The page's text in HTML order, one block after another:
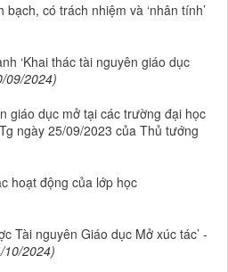
có trách nhiệm và ‘nhân tính’
‘Khai thác tài nguyên giáo dục
09/2024)
giáo dục mở tại các trường đại học
ngày 25/09/2023 của Thủ tướng
hoạt động của lớp học
Tài nguyên Giáo dục Mở xúc tác’ -
10/2024)